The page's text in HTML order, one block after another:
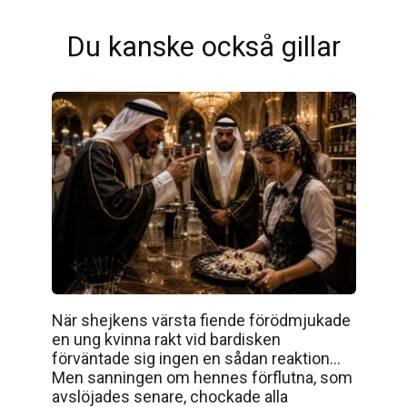
Du kanske också gillar
När shejkens värsta fiende förödmjukade
en ung kvinna rakt vid bardisken
förväntade sig ingen en sådan reaktion…
Men sanningen om hennes förflutna, som
avslöjades senare, chockade alla